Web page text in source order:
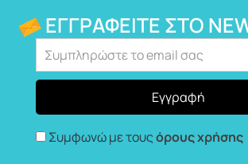
ΕΓΓΡΑΦΕΊΤΕ ΣΤΟ
Συμφωνώ με τουςόρους χρήσης